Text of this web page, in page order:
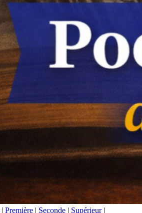
| Première | Seconde | Supérieur|